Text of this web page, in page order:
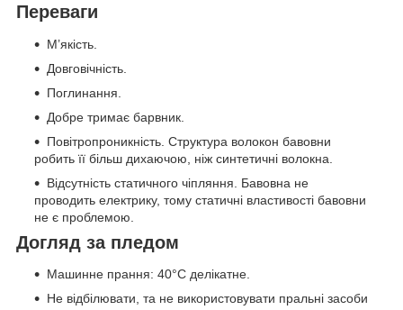
Переваги
М’якість.
Довговічність.
Поглинання.
Добре тримає барвник.
Повітропроникність. Структура волокон бавовни
робить її більш дихаючою, ніж синтетичні волокна.
Відсутність статичного чіпляння. Бавовна не
проводить електрику, тому статичні властивості бавовни
не є проблемою.
Догляд за пледом
Машинне прання: 40°C делікатне.
Не відбілювати, та не використовувати пральні засоби